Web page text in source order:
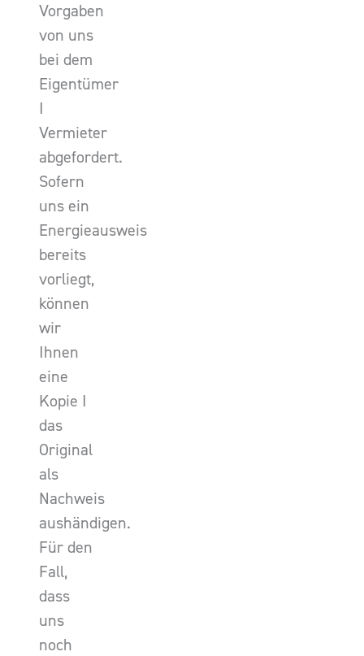
Vorgaben
von uns
bei dem
Eigentümer
I
Vermieter
abgefordert.
Sofern
uns ein
Energieausweis
bereits
vorliegt,
können
wir
Ihnen
eine
Kopie I
das
Original
als
Nachweis
aushändigen.
Für den
Fall,
dass
uns
noch